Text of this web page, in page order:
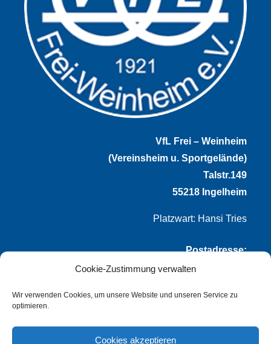
Cookie-Zustimmung verwalten
Wir verwenden Cookies, um unsere Website und unseren Service zu
optimieren.
Cookies akzeptieren
VfL Frei – Weinheim
(Vereinsheim u. Sportgelände)
Talstr.149
55218 Ingelheim
Platzwart: Hansi Tries
Postadresse:
VfL Frei-Weinheim 1921 e.V.
Thomas Winternheimer
Talstr. 149